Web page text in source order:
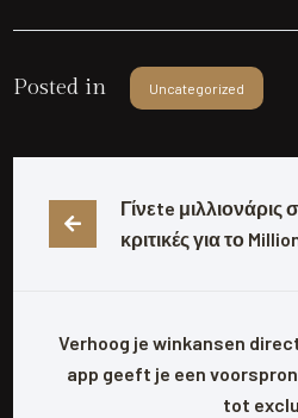
Posted in Uncategorized
Γίνεte μιλλιονάρις
κριτικές για το
Verhoog je winkansen
app geeft je een
tot